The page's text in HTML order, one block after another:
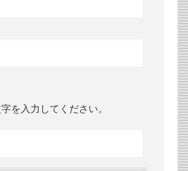
を入力してください。